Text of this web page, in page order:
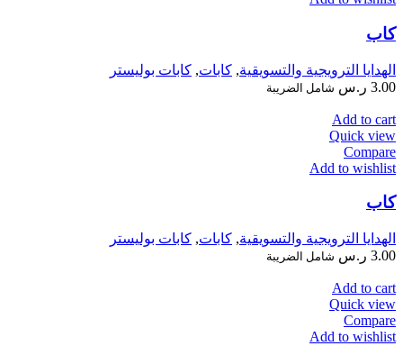
كاب
الهدايا الترويجية والتسويقية, كابات, كابات بوليستر
3.00 ر.س شامل الضريبة
Add to cart
Quick view
Compare
Add to wishlist
كاب
الهدايا الترويجية والتسويقية, كابات, كابات بوليستر
3.00 ر.س شامل الضريبة
Add to cart
Quick view
Compare
Add to wishlist